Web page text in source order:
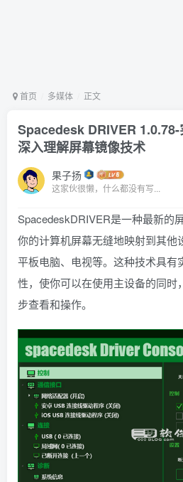
首页 多媒体 正文
Spacedesk DRIVER
深入理解屏幕镜像技术
果子扬
这家伙很懒，什么都没有写...
SpacedeskDRIVER是一种最新的
你的计算机屏幕无缝地映射到其他
平板电脑、电视等。这种技术具有
性，使你可以在使用主设备的同时
步查看和操作。